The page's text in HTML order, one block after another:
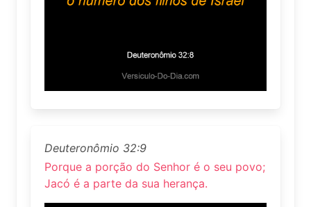
Deuteronômio 32:9
Porque a porção do Senhor é o seu povo;
Jacó é a parte da sua herança.